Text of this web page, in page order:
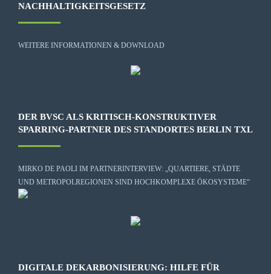
NACHHALTIGKEITSGESETZ
WEITERE INFORMATIONEN & DOWNLOAD
DER BVSC ALS KRITISCH-KONSTRUKTIVER
SPARRING-PARTNER DES STANDORTES BERLIN TXL
MIRKO DE PAOLI IM PARTNERINTERVIEW: „QUARTIERE, STÄDTE
UND METROPOLREGIONEN SIND HOCHKOMPLEXE ÖKOSYSTEME“
DIGITALE DEKARBONISIERUNG: HILFE FÜR